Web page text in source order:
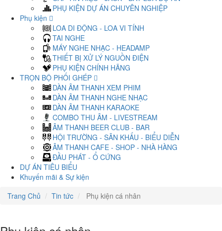
PHỤ KIỆN DỰ ÁN CHUYÊN NGHIỆP
Phụ kiện
LOA DI ĐỘNG - LOA VI TÍNH
TAI NGHE
MÁY NGHE NHẠC - HEADAMP
THIẾT BỊ XỬ LÝ NGUỒN ĐIỆN
PHỤ KIỆN CHÍNH HÃNG
TRỌN BỘ PHỐI GHÉP
DÀN ÂM THANH XEM PHIM
DÀN ÂM THANH NGHE NHẠC
DÀN ÂM THANH KARAOKE
COMBO THU ÂM - LIVESTREAM
ÂM THANH BEER CLUB - BAR
HỘI TRƯỜNG - SÂN KHẤU - BIỂU DIỄN
ÂM THANH CAFE - SHOP - NHÀ HÀNG
ĐẦU PHÁT - Ổ CỨNG
DỰ ÁN TIÊU BIỂU
Khuyến mãi & Sự kiện
Trang Chủ
Tin tức Phụ kiện cá nhân